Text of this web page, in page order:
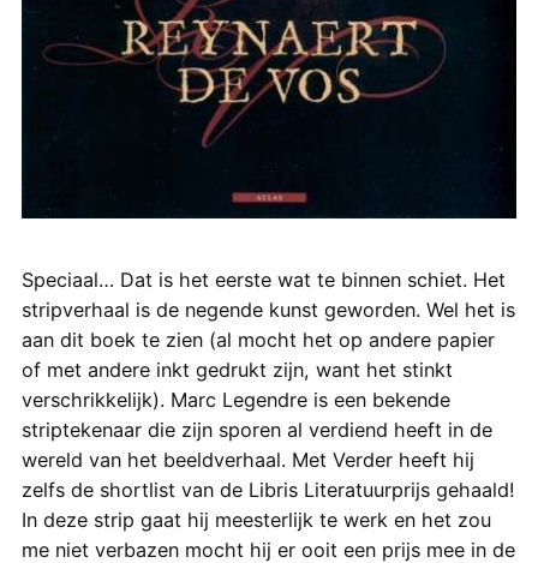
Speciaal… Dat is het eerste wat te binnen schiet. Het
stripverhaal is de negende kunst geworden. Wel het is
aan dit boek te zien (al mocht het op andere papier
of met andere inkt gedrukt zijn, want het stinkt
verschrikkelijk). Marc Legendre is een bekende
striptekenaar die zijn sporen al verdiend heeft in de
wereld van het beeldverhaal. Met Verder heeft hij
zelfs de shortlist van de Libris Literatuurprijs gehaald!
In deze strip gaat hij meesterlijk te werk en het zou
me niet verbazen mocht hij er ooit een prijs mee in de